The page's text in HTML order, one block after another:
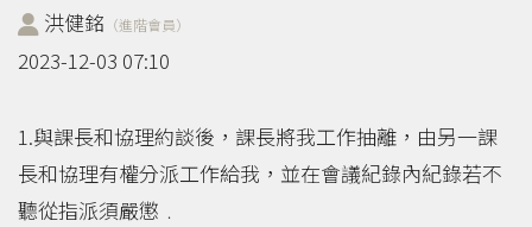
洪健銘 （進階會員）
2023-12-03 07:10
1.與課長和協理約談後，課長將我工作抽離，由另一課
長和協理有權分派工作給我，並在會議紀錄內紀錄若不
聽從指派須嚴懲﹒